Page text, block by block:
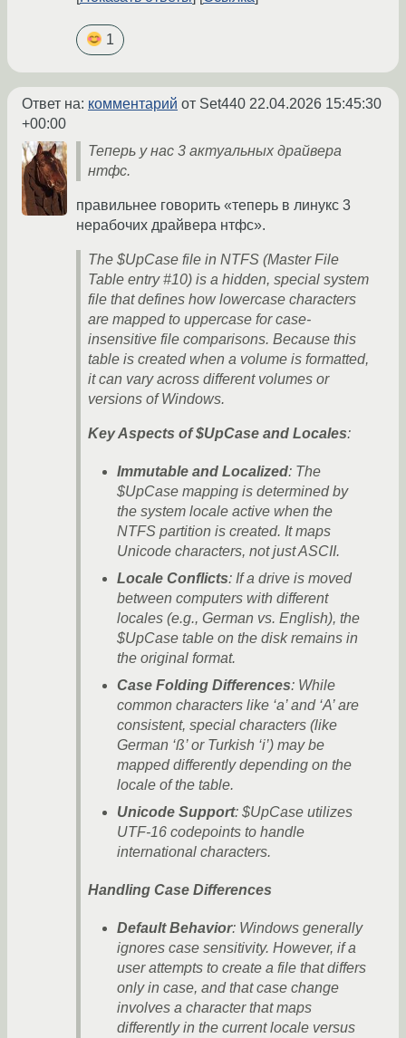
1
Ответ на: комментарий от Set440 22.04.2026 15:45:30
+00:00
Теперь у нас 3 актуальных драйвера
нтфс.
правильнее говорить «теперь в линукс 3
нерабочих драйвера нтфс».
The $UpCase file in NTFS (Master File
Table entry #10) is a hidden, special system
file that defines how lowercase characters
are mapped to uppercase for case-
insensitive file comparisons. Because this
table is created when a volume is formatted,
it can vary across different volumes or
versions of Windows.
Key Aspects of $UpCase and Locales:
Immutable and Localized: The
$UpCase mapping is determined by
the system locale active when the
NTFS partition is created. It maps
Unicode characters, not just ASCII.
Locale Conflicts: If a drive is moved
between computers with different
locales (e.g., German vs. English), the
$UpCase table on the disk remains in
the original format.
Case Folding Differences: While
common characters like ‘a’ and ‘A’ are
consistent, special characters (like
German ‘ß’ or Turkish ‘i’) may be
mapped differently depending on the
locale of the table.
Unicode Support: $UpCase utilizes
UTF-16 codepoints to handle
international characters.
Handling Case Differences
Default Behavior: Windows generally
ignores case sensitivity. However, if a
user attempts to create a file that differs
only in case, and that case change
involves a character that maps
differently in the current locale versus